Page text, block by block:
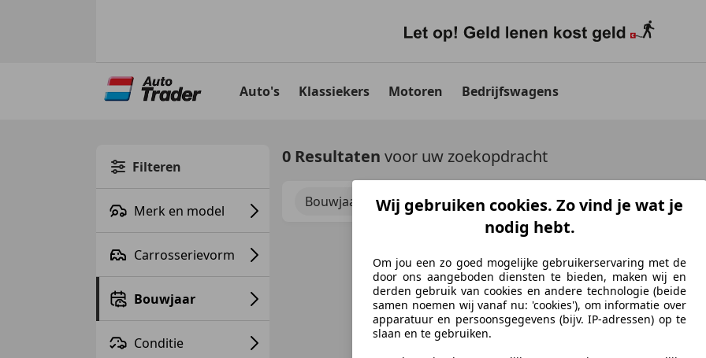
Auto's Klassiekers Motoren Bedrijfswagens
Filteren
Merk en model
Carrosserievorm
Bouwjaar
Conditie
0 Resultaten voor uw zoekopdracht
Bouwjaar tot 2006 Schadeauto's tonen
Ontdek vergelijkbare
Niet precies je zoekopdracht, maar misschien
Wij gebruiken cookies. Zo vind je wat je
nodig hebt.
Om jou een zo goed mogelijke gebruikerservaring met de
door ons aangeboden diensten te bieden, maken wij en
derden gebruik van cookies en andere technologie (beide
samen noemen wij vanaf nu: 'cookies'), om informatie over
apparatuur en persoonsgegevens (bijv. IP-adressen) op te
slaan en te gebruiken.